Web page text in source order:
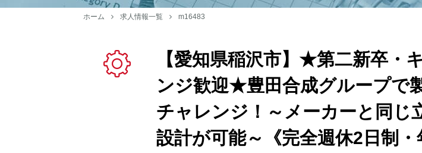
ホーム 求人情報一覧 m16483
【愛知県稲沢市】★第二新卒・
ンジ歓迎★豊田合成グループで
チャレンジ！～メーカーと同じ
設計が可能～《完全週休2日制